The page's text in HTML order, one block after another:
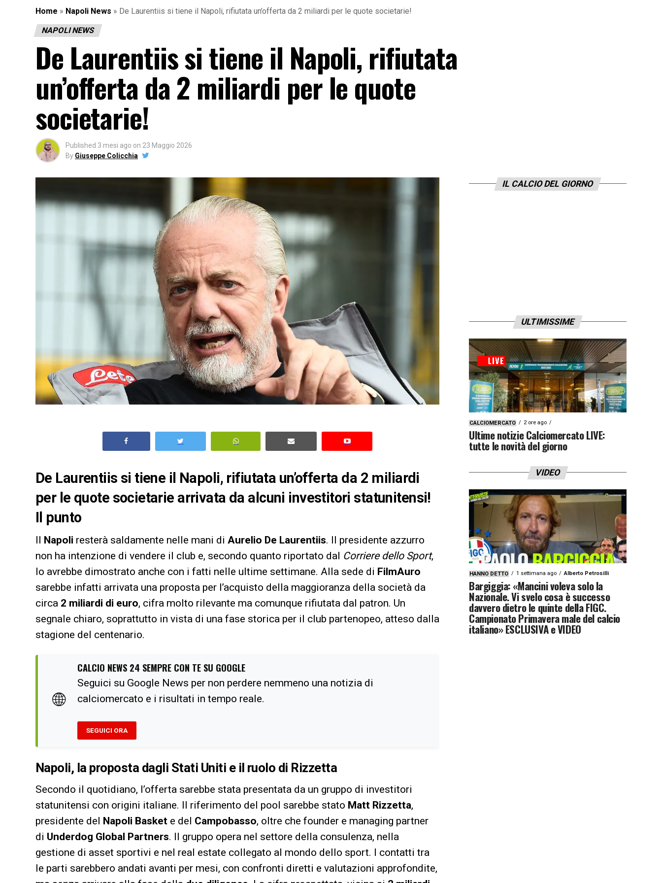
Home » Napoli News » De Laurentiis si tiene il Napoli, rifiutata un’offerta da 2 miliardi per le quote societarie!
NAPOLI NEWS
De Laurentiis si tiene il Napoli, rifiutata
un’offerta da 2 miliardi per le quote
societarie!
Published 3 mesi ago on 23 Maggio 2026
By Giuseppe Colicchia
De Laurentiis si tiene il Napoli, rifiutata un’offerta da 2 miliardi
per le quote societarie arrivata da alcuni investitori statunitensi!
Il punto
Il Napoli resterà saldamente nelle mani di Aurelio De Laurentiis. Il presidente azzurro
non ha intenzione di vendere il club e, secondo quanto riportato dal Corriere dello Sport,
lo avrebbe dimostrato anche con i fatti nelle ultime settimane. Alla sede di FilmAuro
sarebbe infatti arrivata una proposta per l’acquisto della maggioranza della società da
circa 2 miliardi di euro, cifra molto rilevante ma comunque rifiutata dal patron. Un
segnale chiaro, soprattutto in vista di una fase storica per il club partenopeo, atteso dalla
stagione del centenario.
🌐
CALCIO NEWS 24 SEMPRE CON TE SU GOOGLE
Seguici su Google News per non perdere nemmeno una notizia di
calciomercato e i risultati in tempo reale.
SEGUICI ORA
Napoli, la proposta dagli Stati Uniti e il ruolo di Rizzetta
Secondo il quotidiano, l’offerta sarebbe stata presentata da un gruppo di investitori
statunitensi con origini italiane. Il riferimento del pool sarebbe stato Matt Rizzetta,
presidente del Napoli Basket e del Campobasso, oltre che founder e managing partner
di Underdog Global Partners. Il gruppo opera nel settore della consulenza, nella
gestione di asset sportivi e nel real estate collegato al mondo dello sport. I contatti tra
le parti sarebbero andati avanti per mesi, con confronti diretti e valutazioni approfondite,
IL CALCIO DEL GIORNO
ULTIMISSIME
CALCIOMERCATO 2 ore ago
Ultime notizie Calciomercato LIVE:
tutte le novità del giorno
VIDEO
HANNO DETTO 1 settimana ago Alberto Petrosilli
Bargiggia: «Mancini voleva solo la
Nazionale. Vi svelo cosa è successo
davvero dietro le quinte della FIGC.
Campionato Primavera male del calcio
italiano» ESCLUSIVA e VIDEO